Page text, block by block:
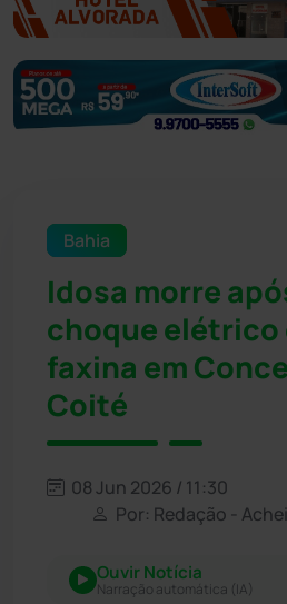
Bahia
Idosa morre
choque elétrico
faxina em
Coité
08 Jun 2026 / 11:30
Por: Redação -
Ouvir Notícia
Narração automática (IA)